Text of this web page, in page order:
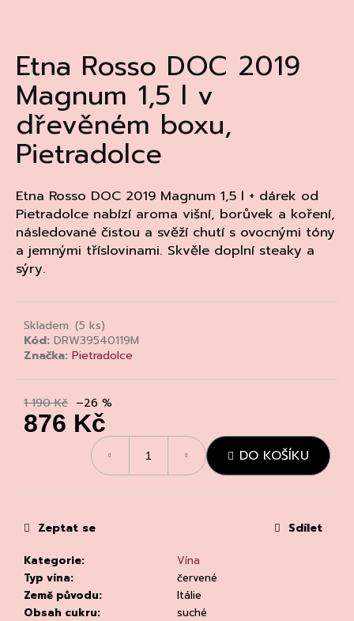
Etna Rosso DOC 2019
Magnum 1,5 l v
dřevěném boxu,
Pietradolce
Etna Rosso DOC 2019 Magnum 1,5 l + dárek od
Pietradolce nabízí aroma višní, borůvek a koření,
následované čistou a svěží chutí s ovocnými tóny
a jemnými tříslovinami. Skvěle doplní steaky a
sýry.
Skladem (5 ks)
Kód: DRW39540119M
Značka: Pietradolce
1 190 Kč –26 %
876 Kč
DO KOŠÍKU
Kategorie:
Vína
Typ vína:
červené
Země původu:
Itálie
Obsah cukru:
suché
Zeptat se Sdílet
í
t
?
D
o
o
u
e
m
KVETNA
AURIGA
PINOT
NOIR/NEBBIOLO